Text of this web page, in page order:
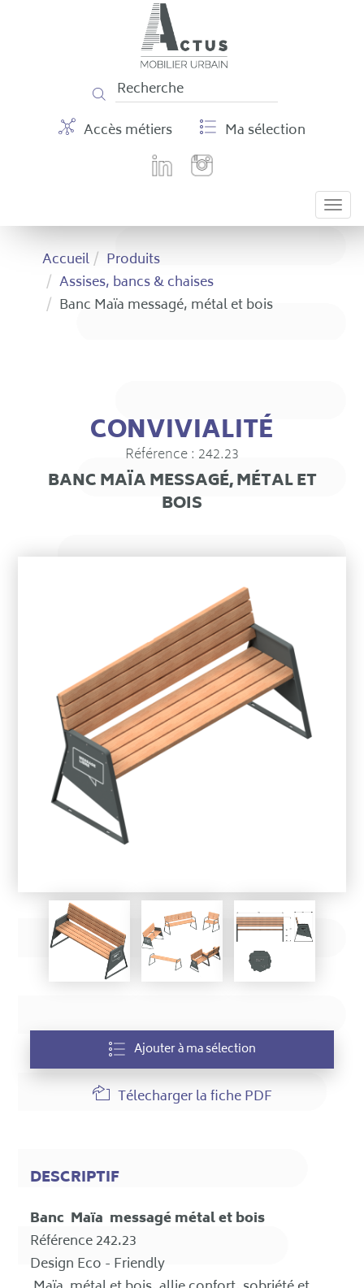
Accès métiers Ma sélection
Accueil
Produits
Assises, bancs & chaises
Banc Maïa messagé, métal et bois
CONVIVIALITÉ
Référence : 242.23
BANC MAÏA MESSAGÉ, MÉTAL ET
BOIS
Ajouter à ma sélection
Télecharger la fiche PDF
DESCRIPTIF
Banc Maïa messagé métal et bois
Référence 242.23
Design Eco - Friendly
Panneau de gestion des cookies